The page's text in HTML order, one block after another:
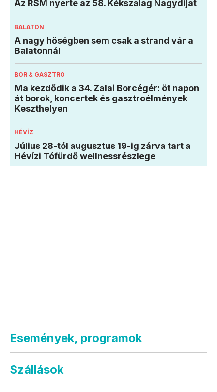
Az RSM nyerte az 58. Kékszalag Nagydíjat
BALATON
A nagy hőségben sem csak a strand vár a
Balatonnál
BOR & GASZTRO
Ma kezdődik a 34. Zalai Borcégér: öt napon
át borok, koncertek és gasztroélmények
Keszthelyen
HÉVÍZ
Július 28-tól augusztus 19-ig zárva tart a
Hévízi Tófürdő wellnessrészlege
Események, programok
Szállások